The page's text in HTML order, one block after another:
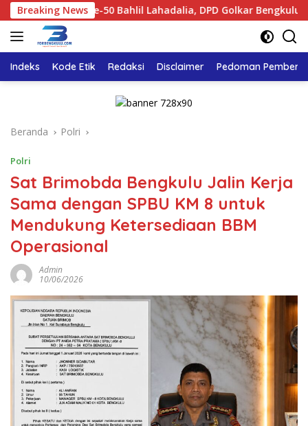
Langsung
ke
konten
Breaking News
ke-50 Bahlil Lahadalia, DPD Golkar Bengkulu Bagikan
Indeks Kode Etik Redaksi Disclaimer Pedoman
Beranda Polri
Polri
Sat Brimobda Bengkulu Jalin Kerja
Sama dengan SPBU KM 8 untuk
Mendukung Ketersediaan BBM
Operasional
Admin
10/06/2026